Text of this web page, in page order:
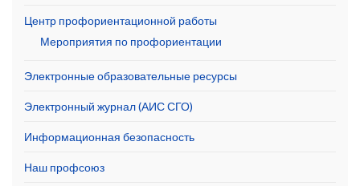
Центр профориентационной работы
Мероприятия по профориентации
Электронные образовательные ресурсы
Электронный журнал (АИС СГО)
Информационная безопасность
Наш профсоюз